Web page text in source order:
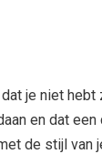
je niet
en dat
de stijl van